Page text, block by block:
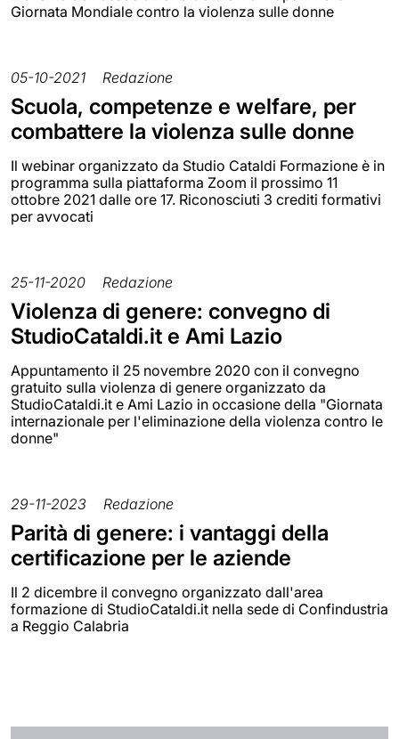
Giornata Mondiale contro la violenza sulle donne
05-10-2021 Redazione
Scuola, competenze e welfare, per
combattere la violenza sulle donne
Il webinar organizzato da Studio Cataldi Formazione è in
programma sulla piattaforma Zoom il prossimo 11
ottobre 2021 dalle ore 17. Riconosciuti 3 crediti formativi
per avvocati
25-11-2020 Redazione
Violenza di genere: convegno di
StudioCataldi.it e Ami Lazio
Appuntamento il 25 novembre 2020 con il convegno
gratuito sulla violenza di genere organizzato da
StudioCataldi.it e Ami Lazio in occasione della "Giornata
internazionale per l'eliminazione della violenza contro le
donne"
29-11-2023 Redazione
Parità di genere: i vantaggi della
certificazione per le aziende
Il 2 dicembre il convegno organizzato dall'area
formazione di StudioCataldi.it nella sede di Confindustria
a Reggio Calabria